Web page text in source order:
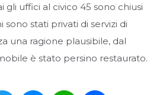
gli uffici al civico 45 sono chiusi
sono stati privati di servizi di
una ragione plausibile, dal
è stato persino restaurato.